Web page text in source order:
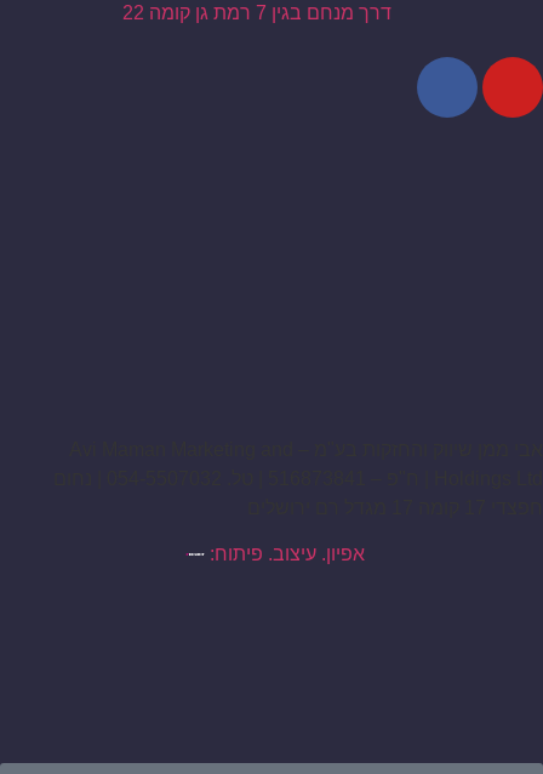
דרך מנחם בגין 7 רמת גן קומה 22
אפיון. עיצוב. פיתוח: